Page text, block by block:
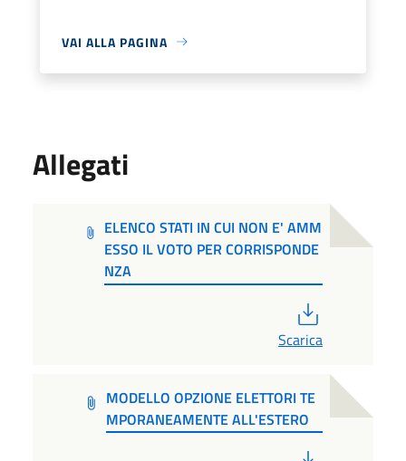
VAI ALLA PAGINA
Allegati
ELENCO STATI IN CUI NON E' AMM
ESSO IL VOTO PER CORRISPONDE
NZA
Scarica
MODELLO OPZIONE ELETTORI TE
MPORANEAMENTE ALL'ESTERO